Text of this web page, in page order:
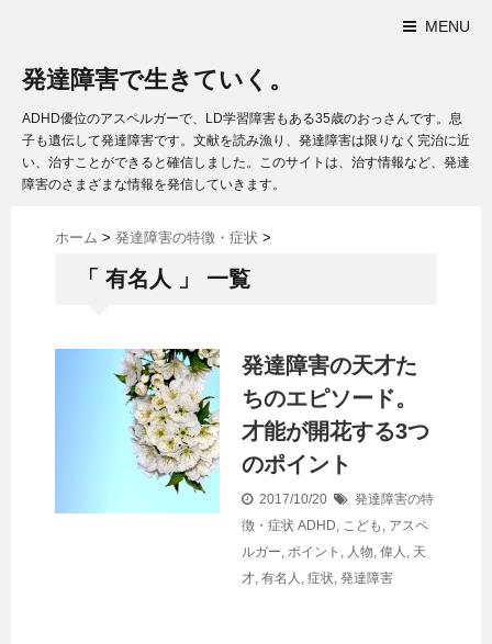
MENU
発達障害で生きていく。
ADHD優位のアスペルガーで、LD学習障害もある35歳のおっさんです。息
子も遺伝して発達障害です。文献を読み漁り、発達障害は限りなく完治に近
い、治すことができると確信しました。このサイトは、治す情報など、発達
障害のさまざまな情報を発信していきます。
ホーム > 発達障害の特徴・症状 >
「 有名人 」 一覧
発達障害の天才た
ちのエピソード。
才能が開花する3つ
のポイント
2017/10/20
発達障害の特
徴・症状 ADHD, こども , アスペ
ルガー, ポイント , 人物, 偉人 , 天
才, 有名人 , 症状, 発達障害